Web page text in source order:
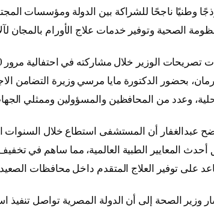
وطنيًا ناجحًا للشراكة بين الدولة ومؤسسات
الصحية وتوفير خدمات علاج الأورام
بحضور الدكتورة مايا مرسي وزيرة التضامن
وعدد من المحافظين والمسؤولين وممثلي
عبدالغفار أن المستشفى استطاع خلال السنوات
أحدث المعايير الطبية العالمية، مما ساهم في
على توفير العلاج المتقدم داخل محافظات
وزير الصحة إلى أن الدولة المصرية تواصل تنفيذ